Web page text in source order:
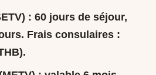
: 60 jours de séjour,
Frais consulaires :